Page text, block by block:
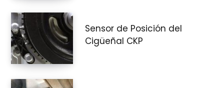
Sensor de Posición del
Cigüeñal CKP